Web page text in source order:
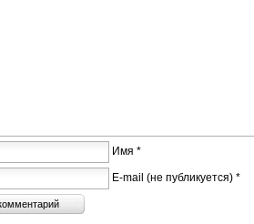
Имя *
E-mail (не публикуется) *